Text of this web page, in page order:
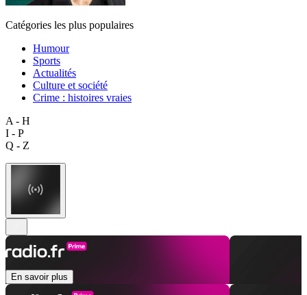
Catégories les plus populaires
Humour
Sports
Actualités
Culture et société
Crime : histoires vraies
A - H
I - P
Q - Z
En savoir plus